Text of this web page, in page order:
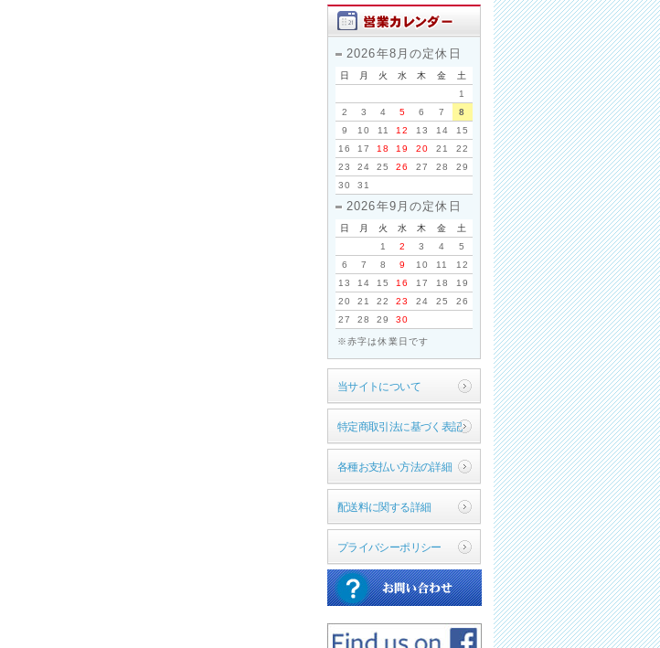
2026年8月の定休日
日 月 火 水 木 金
土
1
2
3 4 5 6 7
8
9
10 11 12 13 14
15
16
17 18 19 20 21
22
23
24 25 26 27 28
29
30
31
2026年9月の定休日
日 月 火 水 木 金
土
1
2 3 4
5
6
7 8 9 10 11
12
13
14 15 16 17 18
19
20
21 22 23 24 25
26
27
28 29 30
※赤字は休業日です
当サイトについて
特定商取引法に基づく表記
各種お支払い方法の詳細
配送料に関する詳細
プライバシーポリシー